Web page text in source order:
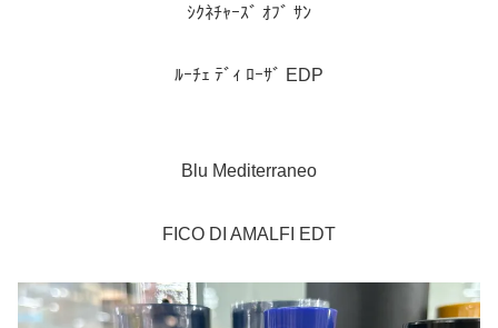
ｼｸﾈﾁｬｰｽﾞ ｵﾌﾞ ｻﾝ
ﾙｰﾁｪ ﾃﾞｨ ﾛｰｻﾞ EDP
Blu Mediterraneo
FICO DI AMALFI EDT